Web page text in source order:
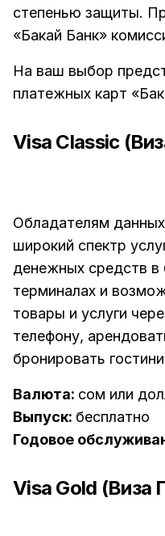
степенью защиты.
«Бакай Банк»
На ваш выбор
платежных карт
Visa Classic
Обладателям
широкий спектр
денежных средств в
терминалах и
товары и услуги
телефону,
бронировать
Валюта: сом или
Выпуск: бесплатно
Годовое
Visa Gold (Виза